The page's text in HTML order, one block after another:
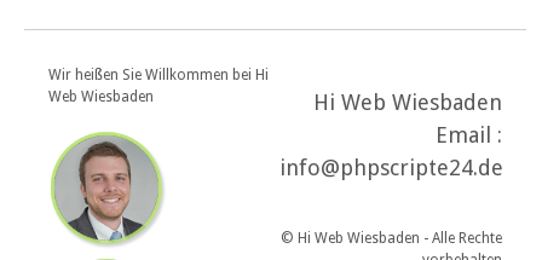
Wir heißen Sie Willkommen bei Hi
Web Wiesbaden
Hi Web Wiesbaden
Email :
info@phpscripte24.de
© Hi Web Wiesbaden - Alle Rechte